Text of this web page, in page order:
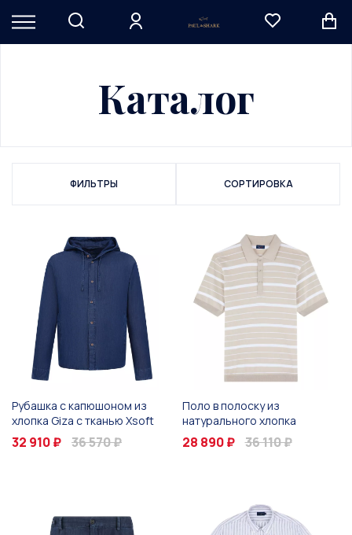
Каталог
ФИЛЬТРЫ СОРТИРОВКА
Рубашка с капюшоном из
хлопка Giza с тканью Xsoft
32 910 ₽ 36 570 ₽
Поло в полоску из
натурального хлопка
28 890 ₽ 36 110 ₽